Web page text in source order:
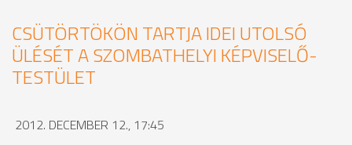
CSÜTÖRTÖKÖN TARTJA IDEI UTOLSÓ
ÜLÉSÉT A SZOMBATHELYI KÉPVISELŐ-
TESTÜLET
2012. DECEMBER 12., 17:45